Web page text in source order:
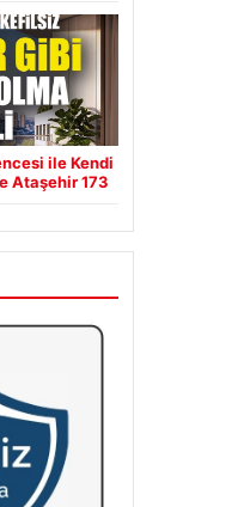
ile Kendi
Ataşehir 173